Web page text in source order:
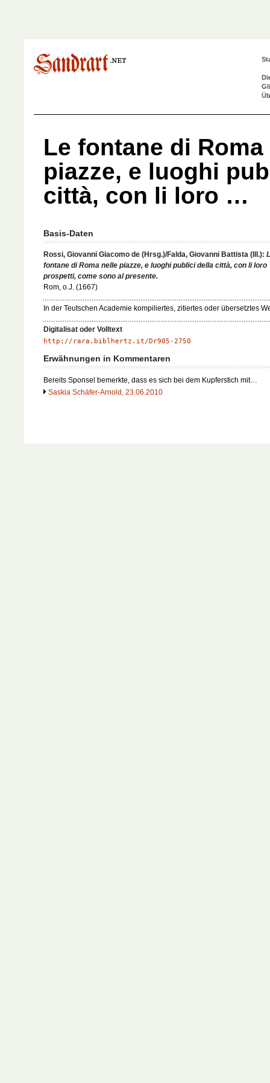
Le fontane di
piazze, e luoghi
città, con li loro …
Basis-Daten
Rossi, Giovanni Giacomo de (Hrsg.)/Falda, Giovanni Battista (Ill.):
fontane di Roma nelle piazze, e luoghi publici della città, con li loro
prospetti, come sono al presente.
Rom, o.J. (1667)
In der Teutschen Academie kompiliertes, zitiertes oder übersetztes
Digitalisat oder Volltext
http://rara.biblhertz.it/Dr905-2750
Erwähnungen in Kommentaren
Bereits Sponsel bemerkte, dass es sich bei dem Kupferstich mit…
Saskia Schäfer-Arnold, 23.06.2010